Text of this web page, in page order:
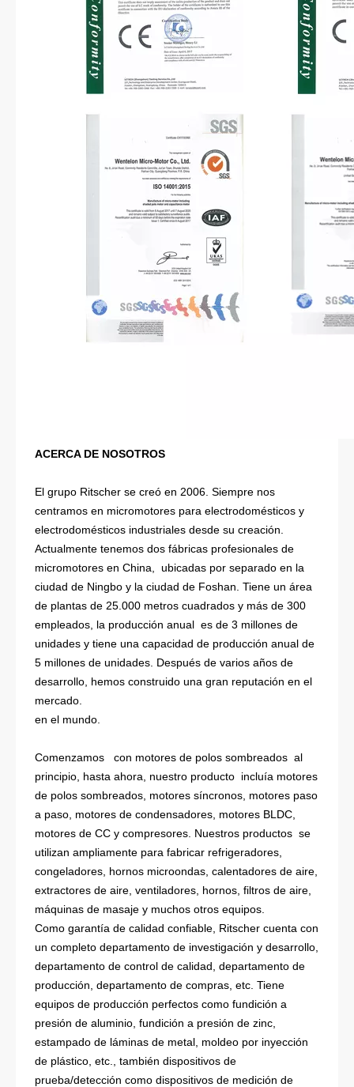
ACERCA DE NOSOTROS
El grupo Ritscher se creó en 2006. Siempre nos
centramos en micromotores para electrodomésticos y
electrodomésticos industriales desde su creación.
Actualmente tenemos dos fábricas profesionales de
micromotores en China, ubicadas por separado en la
ciudad de Ningbo y la ciudad de Foshan. Tiene un área
de plantas de 25.000 metros cuadrados y más de 300
empleados, la producción anual es de 3 millones de
unidades y tiene una capacidad de producción anual de
5 millones de unidades. Después de varios años de
desarrollo, hemos construido una gran reputación en el
mercado.
en el mundo.
Comenzamos con motores de polos sombreados al
principio, hasta ahora, nuestro producto incluía motores
de polos sombreados, motores síncronos, motores paso
a paso, motores de condensadores, motores BLDC,
motores de CC y compresores. Nuestros productos se
utilizan ampliamente para fabricar refrigeradores,
congeladores, hornos microondas, calentadores de aire,
extractores de aire, ventiladores, hornos, filtros de aire,
máquinas de masaje y muchos otros equipos.
Como garantía de calidad confiable, Ritscher cuenta con
un completo departamento de investigación y desarrollo,
departamento de control de calidad, departamento de
producción, departamento de compras, etc. Tiene
equipos de producción perfectos como fundición a
presión de aluminio, fundición a presión de zinc,
estampado de láminas de metal, moldeo por inyección
de plástico, etc., también dispositivos de
prueba/detección como dispositivos de medición de